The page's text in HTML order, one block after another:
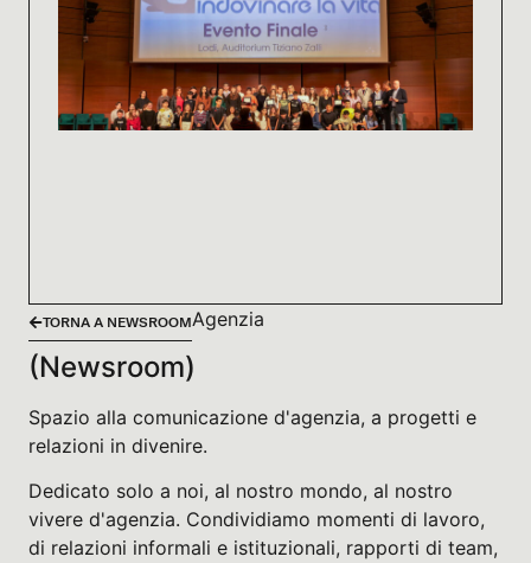
TORNA A NEWSROOMAgenzia
(Newsroom)
Spazio alla comunicazione d'agenzia, a progetti e
relazioni in divenire.
Dedicato solo a noi, al nostro mondo, al nostro
vivere d'agenzia. Condividiamo momenti di lavoro,
di relazioni informali e istituzionali, rapporti di team,